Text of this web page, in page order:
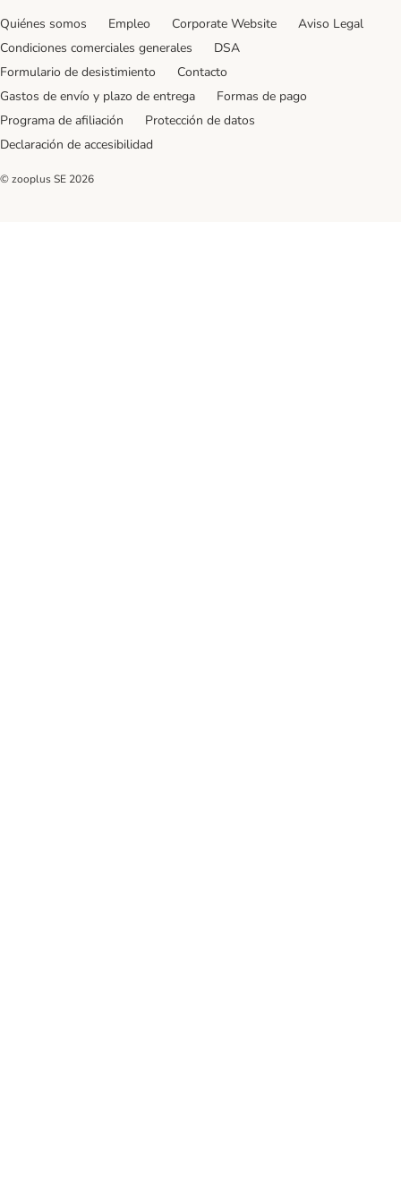
Quiénes somos Empleo Corporate Website
Aviso Legal
Condiciones comerciales generales
DSA
Formulario de desistimiento
Contacto
Gastos de envío y plazo de entrega
Formas de pago
Programa de afiliación
Protección de datos
Declaración de accesibilidad
© zooplus SE 2026